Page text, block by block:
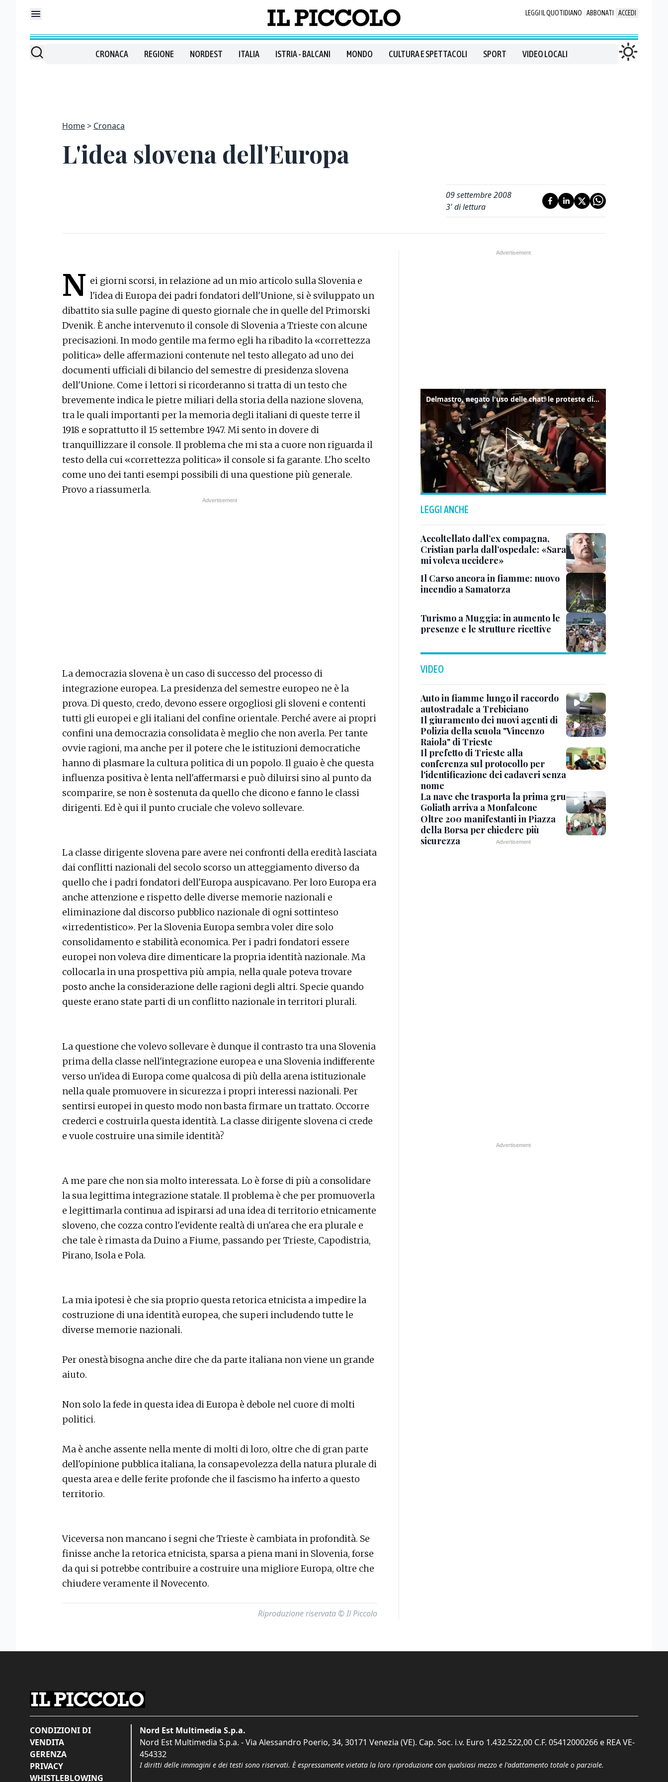
LEGGI IL QUOTIDIANO ABBONATI ACCEDI
CRONACA REGIONE NORDEST ITALIA ISTRIA - BALCANI MONDO CULTURA E SPETTACOLI SPORT VIDEO LOCALI
Home Cronaca
L'idea slovena dell'Europa
09 settembre 2008
3' di lettura
N ei giorni scorsi, in relazione ad un mio articolo sulla Slovenia e
l'idea di Europa dei padri fondatori dell'Unione, si è sviluppato un
dibattito sia sulle pagine di questo giornale che in quelle del Primorski
Dvenik. È anche intervenuto il console di Slovenia a Trieste con alcune
precisazioni. In modo gentile ma fermo egli ha ribadito la «correttezza
politica» delle affermazioni contenute nel testo allegato ad uno dei
documenti ufficiali di bilancio del semestre di presidenza slovena
dell'Unione. Come i lettori si ricorderanno si tratta di un testo che
brevemente indica le pietre miliari della storia della nazione slovena,
tra le quali importanti per la memoria degli italiani di queste terre il
1918 e soprattutto il 15 settembre 1947. Mi sento in dovere di
tranquillizzare il console. Il problema che mi sta a cuore non riguarda il
testo della cui «correttezza politica» il console si fa garante. L'ho scelto
come uno dei tanti esempi possibili di una questione più generale.
Provo a riassumerla.
La democrazia slovena è un caso di successo del processo di
integrazione europea. La presidenza del semestre europeo ne è la
prova. Di questo, credo, devono essere orgogliosi gli sloveni e contenti
tutti gli europei e gli italiani del confine orientale. Perché avere ai propri
confini una democrazia consolidata è meglio che non averla. Per tante
ovvie ragioni, ma anche per il potere che le istituzioni democratiche
hanno di plasmare la cultura politica di un popolo. Il guaio è che questa
influenza positiva è lenta nell'affermarsi e può diluirsi sino al punto da
scomparire, se non è sostenuta da quello che dicono e fanno le classi
dirigenti. Ed è qui il punto cruciale che volevo sollevare.
La classe dirigente slovena pare avere nei confronti della eredità lasciata
dai conflitti nazionali del secolo scorso un atteggiamento diverso da
quello che i padri fondatori dell'Europa auspicavano. Per loro Europa era
anche attenzione e rispetto delle diverse memorie nazionali e
eliminazione dal discorso pubblico nazionale di ogni sottinteso
«irredentistico». Per la Slovenia Europa sembra voler dire solo
consolidamento e stabilità economica. Per i padri fondatori essere
europei non voleva dire dimenticare la propria identità nazionale. Ma
collocarla in una prospettiva più ampia, nella quale poteva trovare
posto anche la considerazione delle ragioni degli altri. Specie quando
queste erano state parti di un conflitto nazionale in territori plurali.
La questione che volevo sollevare è dunque il contrasto tra una Slovenia
prima della classe nell'integrazione europea e una Slovenia indifferente
verso un'idea di Europa come qualcosa di più della arena istituzionale
nella quale promuovere in sicurezza i propri interessi nazionali. Per
sentirsi europei in questo modo non basta firmare un trattato. Occorre
crederci e costruirla questa identità. La classe dirigente slovena ci crede
e vuole costruire una simile identità?
A me pare che non sia molto interessata. Lo è forse di più a consolidare
la sua legittima integrazione statale. Il problema è che per promuoverla
e legittimarla continua ad ispirarsi ad una idea di territorio etnicamente
sloveno, che cozza contro l'evidente realtà di un'area che era plurale e
che tale è rimasta da Duino a Fiume, passando per Trieste, Capodistria,
Pirano, Isola e Pola.
La mia ipotesi è che sia proprio questa retorica etnicista a impedire la
costruzione di una identità europea, che superi includendo tutte le
diverse memorie nazionali.
Per onestà bisogna anche dire che da parte italiana non viene un grande
aiuto.
Non solo la fede in questa idea di Europa è debole nel cuore di molti
politici.
Ma è anche assente nella mente di molti di loro, oltre che di gran parte
dell'opinione pubblica italiana, la consapevolezza della natura plurale di
questa area e delle ferite profonde che il fascismo ha inferto a questo
territorio.
Viceversa non mancano i segni che Trieste è cambiata in profondità. Se
finisse anche la retorica etnicista, sparsa a piena mani in Slovenia, forse
da qui si potrebbe contribuire a costruire una migliore Europa, oltre che
chiudere veramente il Novecento.
Riproduzione riservata © Il Piccolo
Delmastro, negato l'uso delle chat: le proteste di Avs e M5s
LEGGI ANCHE
Accoltellato dall’ex compagna,
Cristian parla dall’ospedale: «Sara
mi voleva uccidere»
Il Carso ancora in fiamme: nuovo
incendio a Samatorza
Turismo a Muggia: in aumento le
presenze e le strutture ricettive
VIDEO
Auto in fiamme lungo il raccordo
autostradale a Trebiciano
Il giuramento dei nuovi agenti di
Polizia della scuola "Vincenzo
Raiola" di Trieste
Il prefetto di Trieste alla
conferenza sul protocollo per
l'identificazione dei cadaveri senza
nome
La nave che trasporta la prima gru
Goliath arriva a Monfalcone
Oltre 200 manifestanti in Piazza
della Borsa per chiedere più
sicurezza
CONDIZIONI DI
VENDITA
GERENZA
PRIVACY
WHISTLEBLOWING
Nord Est Multimedia S.p.a.
Nord Est Multimedia S.p.a. - Via Alessandro Poerio, 34, 30171 Venezia (VE). Cap. Soc. i.v. Euro 1.432.522,00 C.F. 05412000266 e REA VE-
454332
I diritti delle immagini e dei testi sono riservati. È espressamente vietata la loro riproduzione con qualsiasi mezzo e l'adattamento totale o parziale.